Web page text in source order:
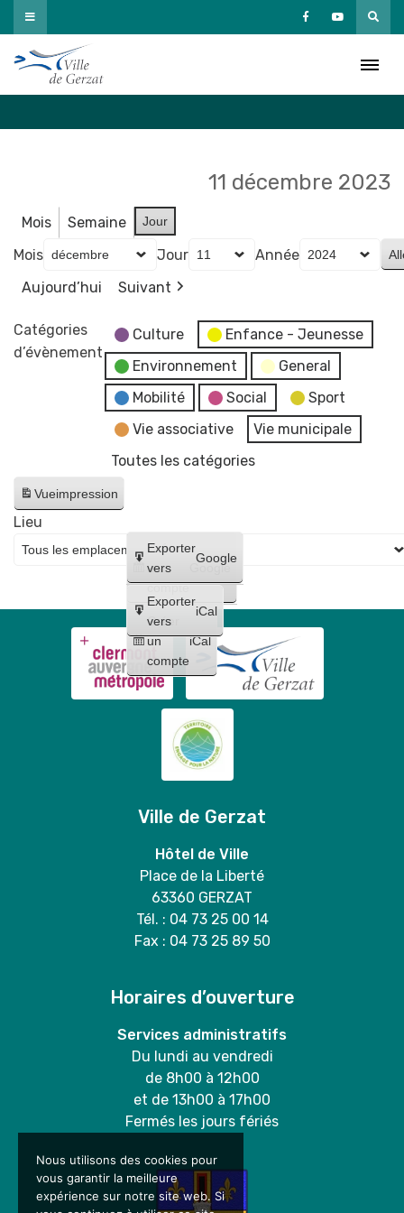
Passer
au
contenu
11 décembre 2023
Mois Semaine Jour
Mois Jour
Année
Aujourd’hui
Suivant
Catégories
d’évènement
Culture
Enfance - Jeunesse
Environnement
General
Mobilité
Social
Sport
Vie associative
Vie municipale
Toutes les catégories
Vueimpression
Créer
un
compte
Google
Créer
un
compte
iCal
Exporter
vers
Google
Exporter
vers
iCal
Lieu
Ville de Gerzat
Hôtel de Ville
Place de la Liberté
63360 GERZAT
Tél. : 04 73 25 00 14
Fax : 04 73 25 89 50
Horaires d’ouverture
Services administratifs
Du lundi au vendredi
de 8h00 à 12h00
et de 13h00 à 17h00
Fermés les jours fériés
Nous utilisons des cookies pour
vous garantir la meilleure
expérience sur notre site web. Si